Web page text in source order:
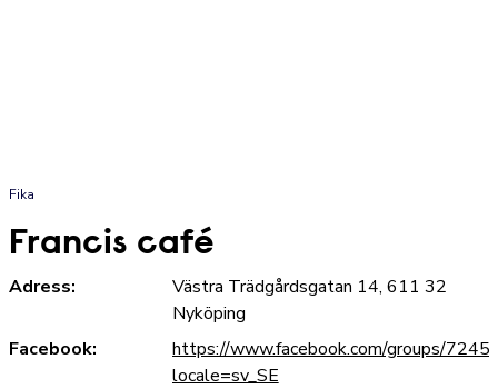
Fika
Francis café
Adress:
Västra Trädgårdsgatan 14, 611 32
Nyköping
Facebook:
https://www.facebook.com/groups/
locale=sv_SE